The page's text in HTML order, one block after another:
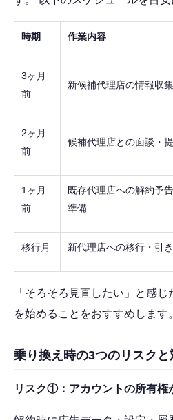
時期 作業内容
3ヶ月
前
新候補代理店の情報収
2ヶ月
前
候補代理店との面談・
1ヶ月
前
既存代理店への解約予
準備
移行月 新代理店への移行・引
「そろそろ見直したい」と感
を始めることをおすすめします。
乗り換え時の3つのリスクと
リスク①：アカウントの所有権